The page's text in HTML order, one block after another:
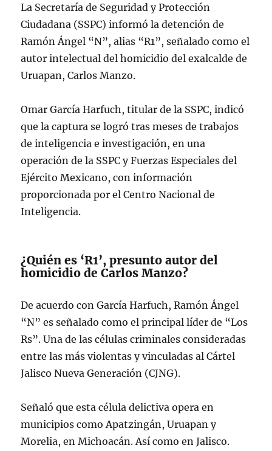
La Secretaría de Seguridad y Protección
Ciudadana (SSPC) informó la detención de
Ramón Ángel “N”, alias “R1”, señalado como el
autor intelectual del homicidio del exalcalde de
Uruapan, Carlos Manzo.
Omar García Harfuch, titular de la SSPC, indicó
que la captura se logró tras meses de trabajos
de inteligencia e investigación, en una
operación de la SSPC y Fuerzas Especiales del
Ejército Mexicano, con información
proporcionada por el Centro Nacional de
Inteligencia.
¿Quién es ‘R1’, presunto autor del
homicidio de Carlos Manzo?
De acuerdo con García Harfuch, Ramón Ángel
“N” es señalado como el principal líder de “Los
Rs”. Una de las células criminales consideradas
entre las más violentas y vinculadas al Cártel
Jalisco Nueva Generación (CJNG).
Señaló que esta célula delictiva opera en
municipios como Apatzingán, Uruapan y
Morelia, en Michoacán. Así como en Jalisco.